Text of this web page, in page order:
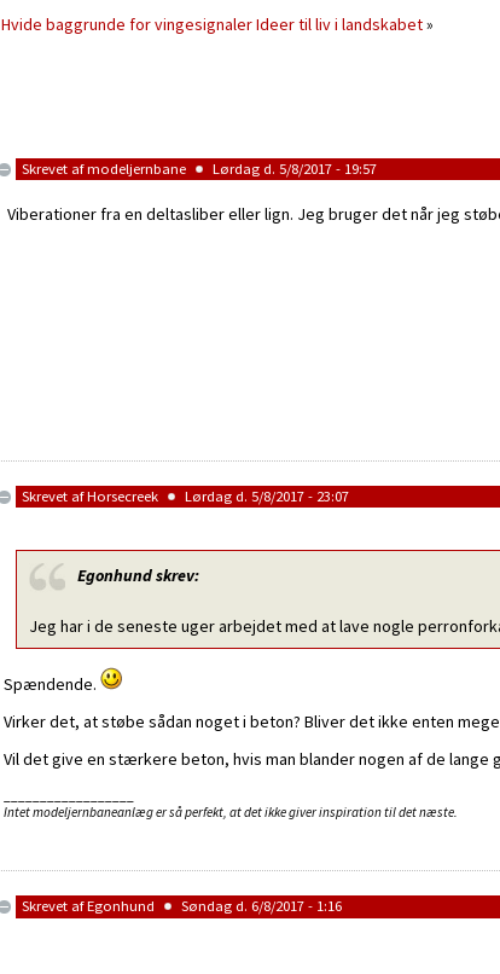
Hvide baggrunde for vingesignalerIdeer til liv i landskabet»
Skrevet afmodeljernbane Lørdag d. 5/8/2017 - 19:57
Viberationer fra en deltasliber eller lign. Jeg bruger det når jeg
Skrevet afHorsecreek Lørdag d. 5/8/2017 - 23:07
Egonhundskrev:
Jeg har i de seneste uger arbejdet med at lave nogle
Spændende.
Virker det, at støbe sådan noget i beton? Bliver det ikke enten
Vil det give en stærkere beton, hvis man blander nogen af de
Intet modeljernbaneanlæg er så perfekt, at det ikke giver inspiration til det næste.
Skrevet afEgonhund Søndag d. 6/8/2017 - 1:16